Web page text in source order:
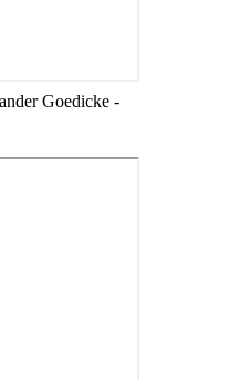
Goedicke -